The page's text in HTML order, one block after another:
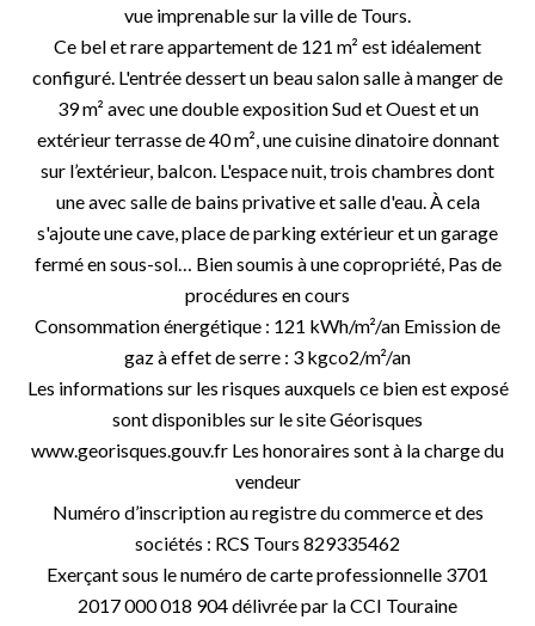
vue imprenable sur la ville de Tours.
Ce bel et rare appartement de 121 m² est idéalement
configuré. L'entrée dessert un beau salon salle à manger de
39 m² avec une double exposition Sud et Ouest et un
extérieur terrasse de 40 m², une cuisine dinatoire donnant
sur l’extérieur, balcon. L'espace nuit, trois chambres dont
une avec salle de bains privative et salle d'eau. À cela
s'ajoute une cave, place de parking extérieur et un garage
fermé en sous-sol… Bien soumis à une copropriété, Pas de
procédures en cours
Consommation énergétique : 121 kWh/m²/an Emission de
gaz à effet de serre : 3 kgco2/m²/an
Les informations sur les risques auxquels ce bien est exposé
sont disponibles sur le site Géorisques
www.georisques.gouv.fr Les honoraires sont à la charge du
vendeur
Numéro d’inscription au registre du commerce et des
sociétés : RCS Tours 829335462
Exerçant sous le numéro de carte professionnelle 3701
2017 000 018 904 délivrée par la CCI Touraine